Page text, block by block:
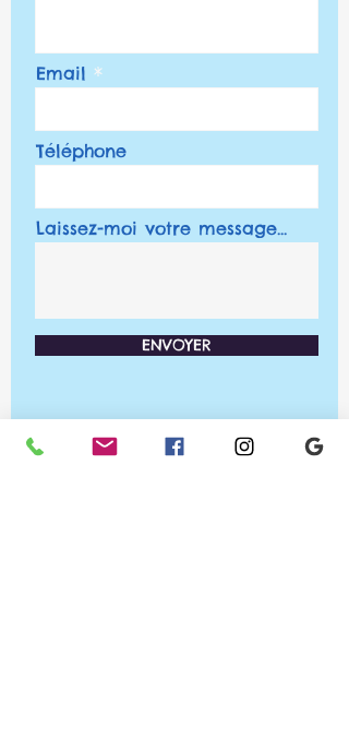
Email
Téléphone
Laissez-moi votre message...
ENVOYER